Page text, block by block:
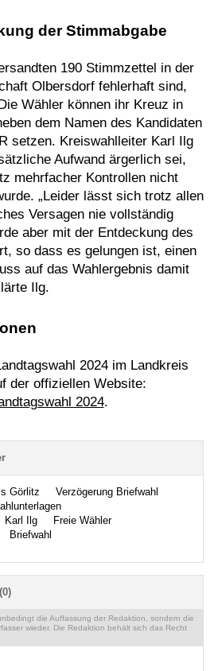
der Stimmabgabe
190 Stimmzettel in der
Olbersdorf fehlerhaft sind,
Wähler können ihr Kreuz in
dem Namen des Kandidaten
setzen. Kreiswahlleiter Karl Ilg
Aufwand ärgerlich sei,
mehrfacher Kontrollen nicht
„Leider lässt sich trotz allen
Versagen nie vollständig
aber mit der Entdeckung des
so dass es gelungen ist, einen
auf das Wahlergebnis damit
Ilg.
2024 im Landkreis
der offiziellen Website:
2024.
Görlitz
Verzögerung Briefwahl
Karl Ilg
Freie Wähler
Briefwahl
die Auffassung der Redaktion, sondern die
wieder. Die Redaktion behält sich das Recht